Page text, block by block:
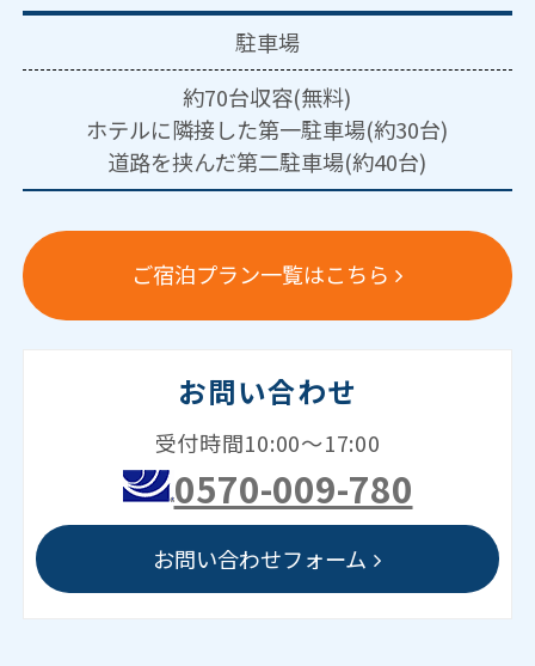
駐車場
約70台収容(無料)
ホテルに隣接した第一駐車場(約30台)
道路を挟んだ第二駐車場(約40台)
ご宿泊プラン一覧はこちら
お問い合わせ
受付時間10:00～17:00
0570-009-780
お問い合わせフォーム